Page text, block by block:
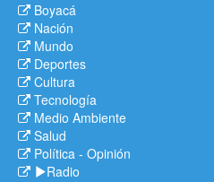
Boyacá
Nación
Mundo
Deportes
Cultura
Tecnología
Medio Ambiente
Salud
Política - Opinión
Radio